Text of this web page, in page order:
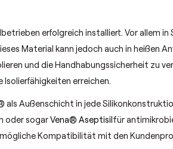
erfolgreich installiert. Vor allem in
Material kann jedoch auch in heißen
und die Handhabungssicherheit zu
erreichen.
als Außenschicht in jede
oder sogarVena® Aseptisilfür
Kompatibilität mit den